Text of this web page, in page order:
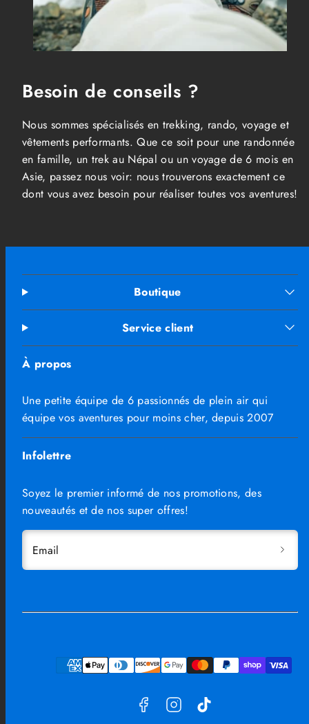
Besoin de conseils ?
Nous sommes spécialisés en trekking, rando, voyage et
vêtements performants. Que ce soit pour une randonnée
en famille, un trek au Népal ou un voyage de 6 mois en
Asie, passez nous voir: nous trouverons exactement ce
dont vous avez besoin pour réaliser toutes vos aventures!
Boutique
Service client
À propos
Une petite équipe de 6 passionnés de plein air qui
équipe vos aventures pour moins cher, depuis 2007
Infolettre
Soyez le premier informé de nos promotions, des
nouveautés et de nos super offres!
Email
Moyens
paiement
Facebook
Instagram